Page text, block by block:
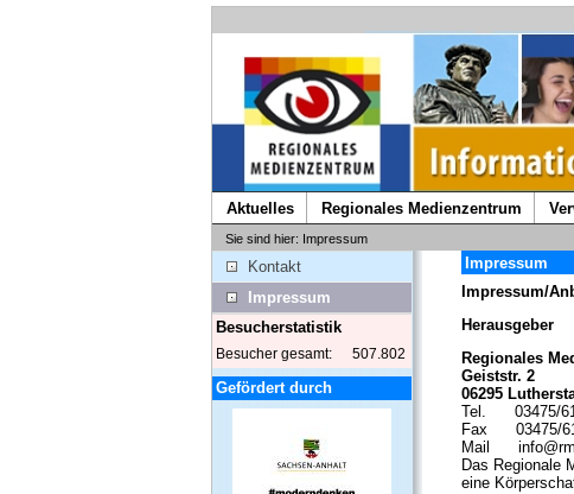
Aktuelles Regionales Medienzentrum
Sie sind hier: Impressum
Kontakt
Impressum
Besucherstatistik
Besucher gesamt: 507.802
Gefördert durch
Impressum
Impressum/
Herausgeber
Regionales
Geiststr. 2
06295
Tel.
03475/
Fax
03475/
Mail
Das Regionale
eine